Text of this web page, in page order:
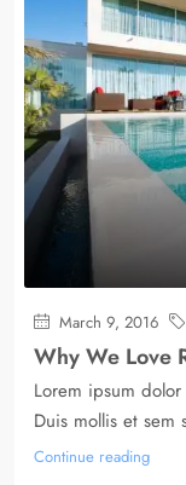
March 9, 2016
Why We Love
Lorem ipsum
Duis mollis et
Continue reading